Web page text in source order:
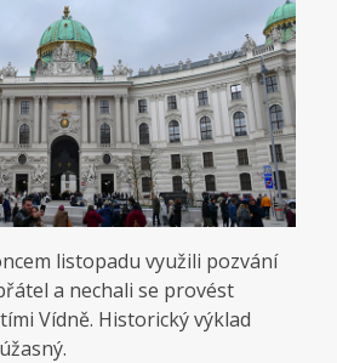
listopadu využili pozvání
a nechali se provést
Vídně. Historický výklad